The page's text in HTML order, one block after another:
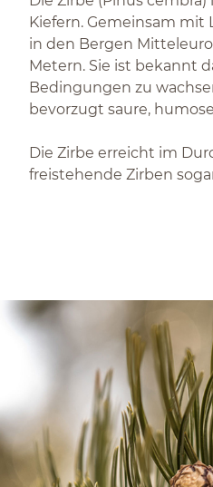
Kiefern. Gemeinsam mit
in den Bergen
Metern. Sie ist bekannt
Bedingungen zu
bevorzugt saure,
Die Zirbe erreicht im
freistehende Zirben